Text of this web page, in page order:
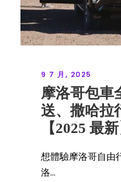
9 7 月, 2025
摩洛哥包車
送、撒哈拉
【2025 最新
想體驗摩洛哥自由
洛...